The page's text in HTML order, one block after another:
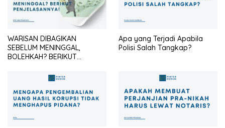
WARISAN DIBAGIKAN
SEBELUM MENINGGAL,
BOLEHKAH? BERIKUT
Apa yang Terjadi Apabila
Polisi Salah Tangkap?